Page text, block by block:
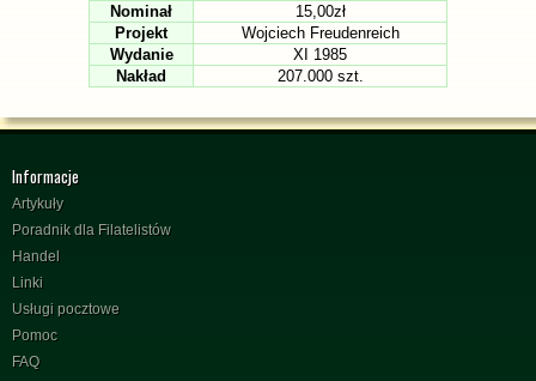
Nominał
15,00zł
Projekt
Wojciech Freudenreich
Wydanie
XI 1985
Nakład
207.000 szt.
Informacje
Artykuły
Poradnik dla Filatelistów
Handel
Linki
Usługi pocztowe
Pomoc
FAQ